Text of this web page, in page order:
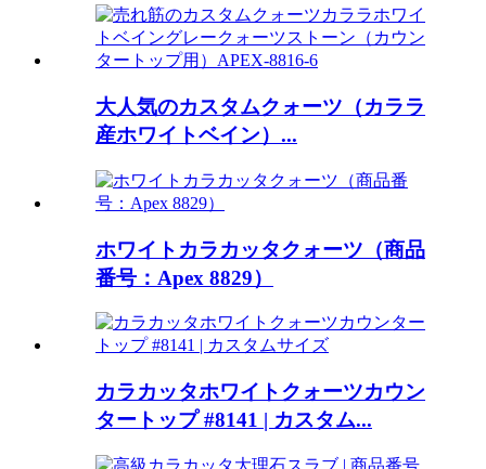
大人気のカスタムクォーツ（カララ
産ホワイトベイン）...
ホワイトカラカッタクォーツ（商品
番号：Apex 8829）
カラカッタホワイトクォーツカウン
タートップ #8141 | カスタム...